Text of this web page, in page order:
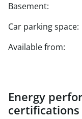
Basement:
Car parking space:
Available from:
Energy
certifications